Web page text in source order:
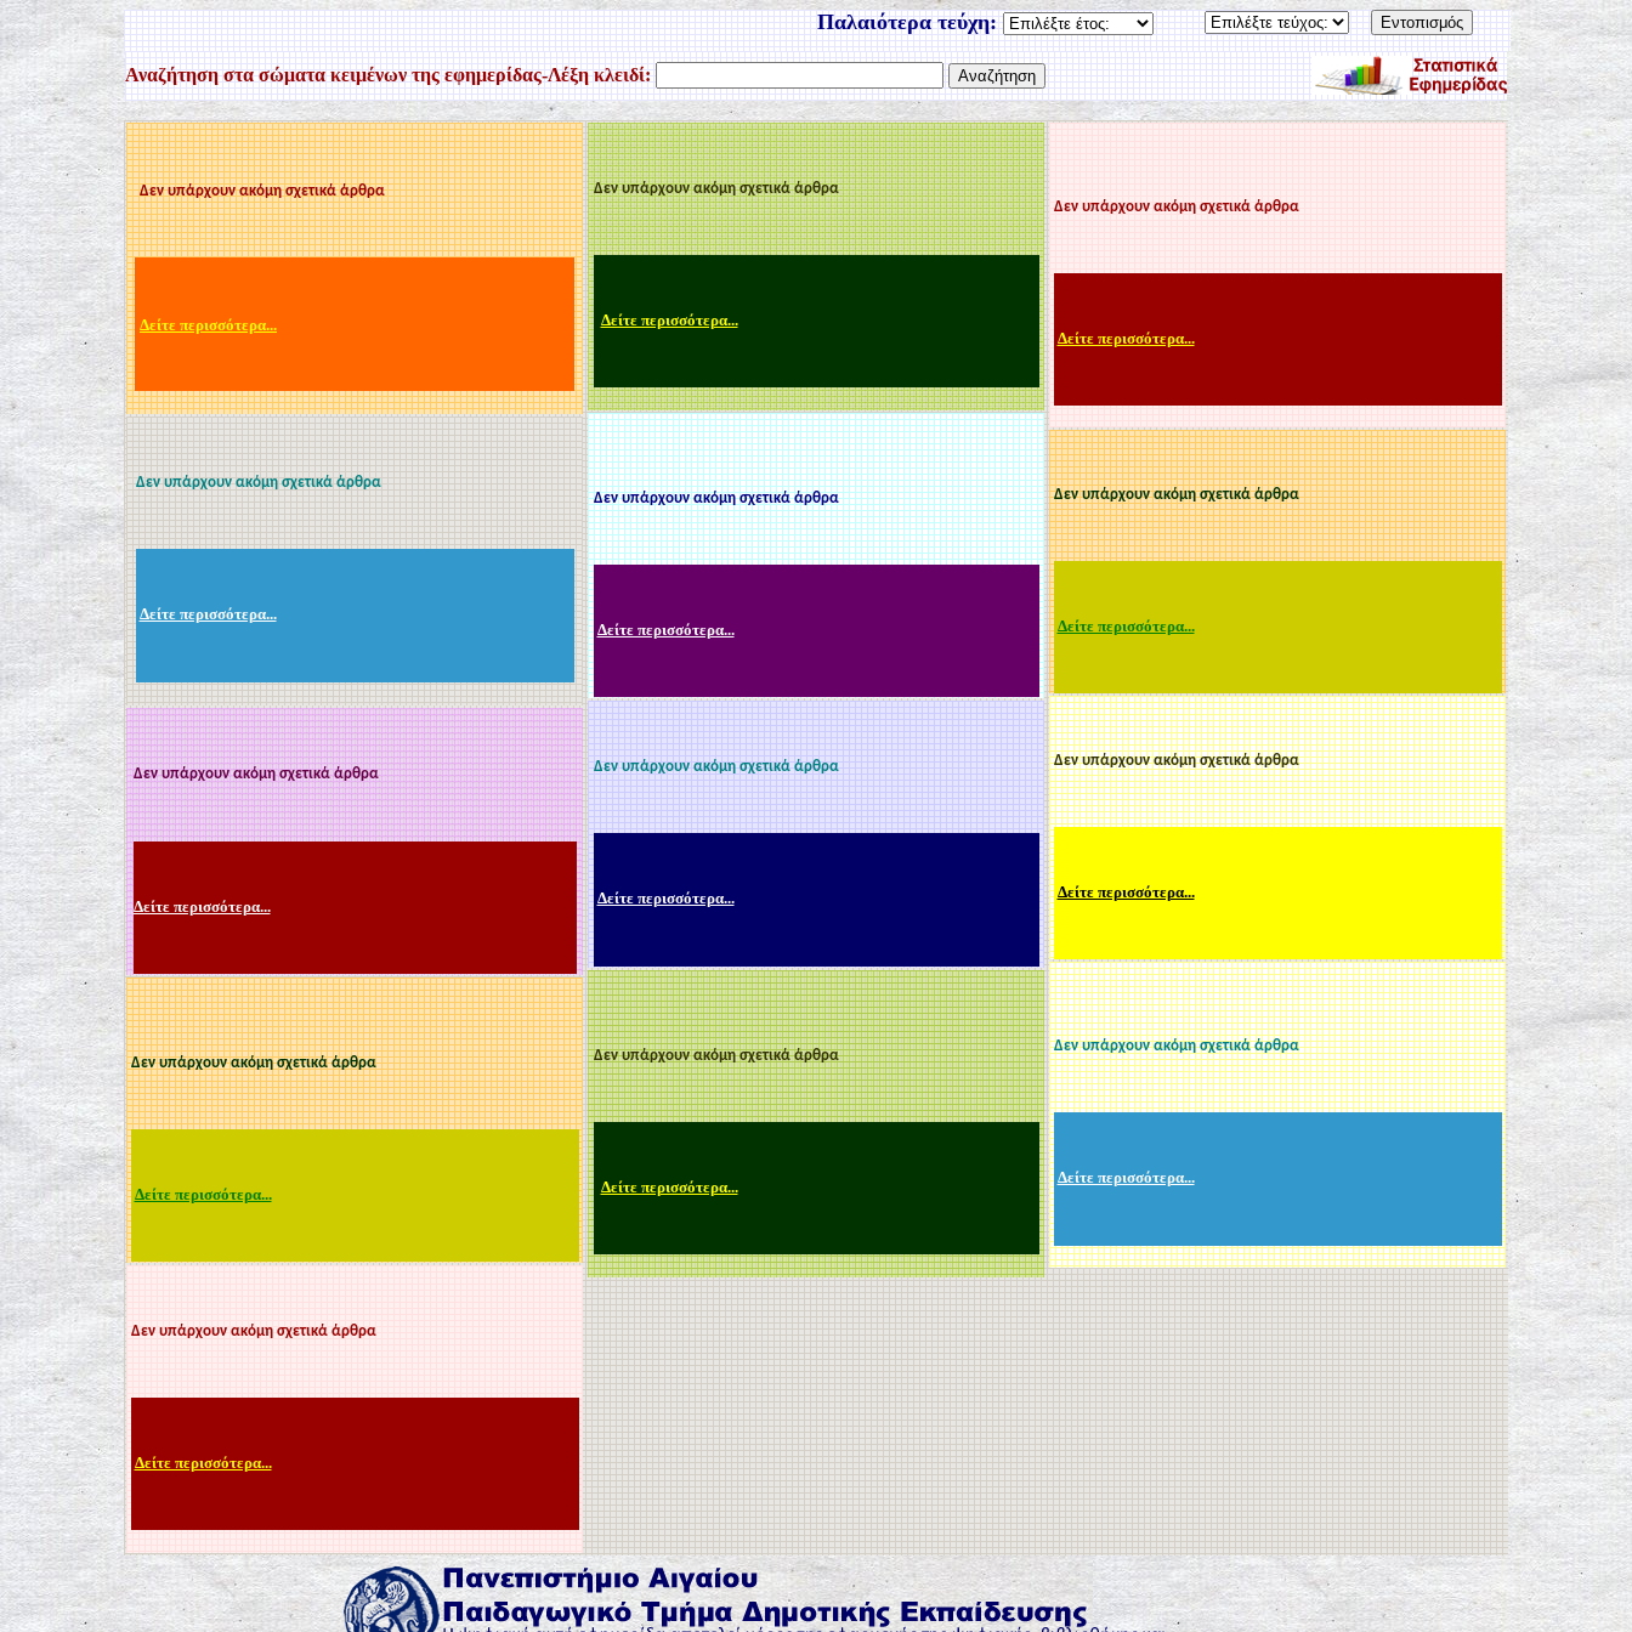
Παλαιότερα τεύχη:
Αναζήτηση στα σώματα κειμένων της εφημερίδας-Λέξη κλειδί:
Δεν υπάρχουν ακόμη σχετικά άρθρα
Δείτε περισσότερα...
Δεν υπάρχουν ακόμη σχετικά άρθρα
Δείτε περισσότερα...
Δεν υπάρχουν ακόμη σχετικά άρθρα
Δείτε περισσότερα...
Δεν υπάρχουν ακόμη σχετικά άρθρα
Δείτε περισσότερα...
Δεν υπάρχουν ακόμη σχετικά άρθρα
Δείτε περισσότερα...
Δεν υπάρχουν ακόμη σχετικά άρθρα
Δείτε περισσότερα...
Δεν υπάρχουν ακόμη σχετικά άρθρα
Δείτε περισσότερα...
Δεν υπάρχουν ακόμη σχετικά άρθρα
Δείτε περισσότερα...
Δεν υπάρχουν ακόμη σχετικά άρθρα
Δείτε περισσότερα...
Δεν υπάρχουν ακόμη σχετικά άρθρα
Δείτε περισσότερα...
Δεν υπάρχουν ακόμη σχετικά άρθρα
Δείτε περισσότερα...
Δεν υπάρχουν ακόμη σχετικά άρθρα
Δείτε περισσότερα...
Δεν υπάρχουν ακόμη σχετικά άρθρα
Δείτε περισσότερα...